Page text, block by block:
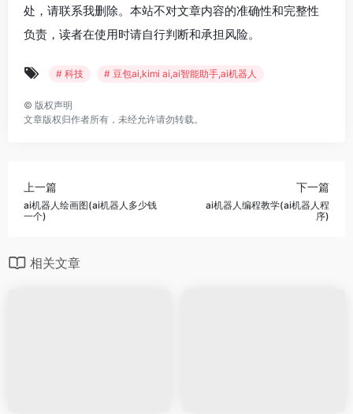
处，请联系我删除。本站不对文章内容的准确性和完整性
负责，读者在使用时请自行判断和承担风险。
# 科技 # 豆包ai,kimi ai,ai智能助手,ai机器人
© 版权声明
文章版权归作者所有，未经允许请勿转载。
上一篇
ai机器人绘画图(ai机器人多少钱
一个)
下一篇
ai机器人编程教学(ai机器人程
序)
相关文章